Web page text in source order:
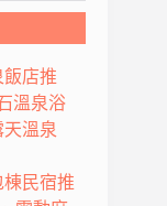
飯店推
溫泉浴
溫泉
棟民宿推